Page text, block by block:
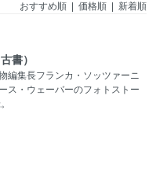
おすすめ順 価格順 | 新着順
書）
編集長フランカ・ソッツァーニ
ス・ウェーバーのフォトストー